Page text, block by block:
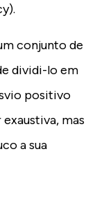
conjunto de
dividi-lo em
positivo
mas
a sua